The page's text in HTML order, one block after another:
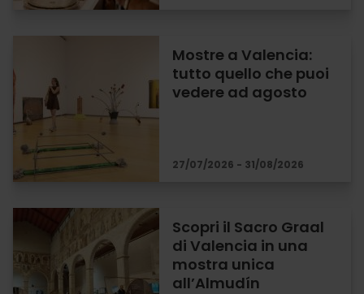
Mostre a Valencia:
tutto quello che puoi
vedere ad agosto
27/07/2026 - 31/08/2026
Scopri il Sacro Graal
di Valencia in una
mostra unica
all’Almudín